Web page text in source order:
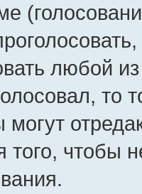
любой
то
того, чтобы